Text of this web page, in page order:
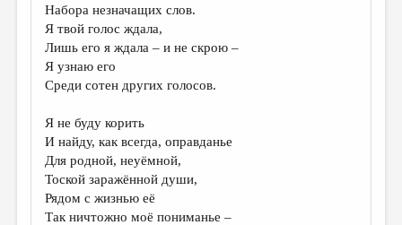
ОТДЕЛЫ И РУБРИКИ
ИЗБРАННОЕ
ДАЙДЖЕСТ
ПРОИЗВЕДЕНИЯ
ПЕРЕВОДЫ
КОНКУРСЫ
ДЕТСКАЯ КОМНАТА
Набора незначащих слов.
Я твой голос ждала,
Лишь его я ждала – и не скрою –
Я узнаю его
Среди сотен других голосов.
Я не буду корить
И найду, как всегда, оправданье
Для родной, неуёмной,
Тоской заражённой души,
Рядом с жизнью её
Так ничтожно моё пониманье –